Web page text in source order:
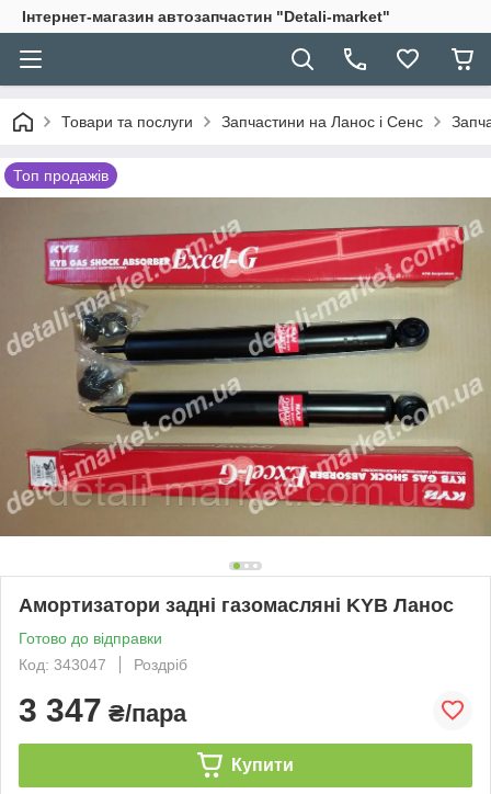
Інтернет-магазин автозапчастин "Detali-market"
Товари та послуги Запчастини на Ланос і Сенс
Топ продажів
Амортизатори задні газомасляні KYB Ланос
Готово до відправки
Код: 343047
Роздріб
3 347 ₴/пара
Купити